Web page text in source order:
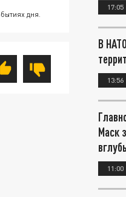
дня.
17:05
В
13:56
Маск
11:00